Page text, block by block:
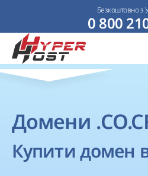
Безкоштовно з
0 800
Домени
Купити домен